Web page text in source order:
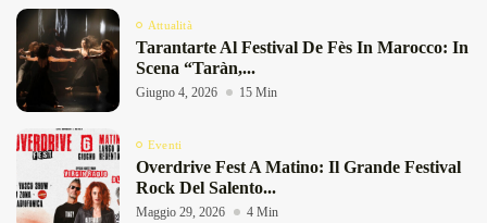
Attualità
Tarantarte Al Festival De Fès In Marocco: In
Scena “Taràn,...
Giugno 4, 2026 15 Min
Eventi
Overdrive Fest A Matino: Il Grande Festival
Rock Del Salento...
Maggio 29, 2026 4 Min